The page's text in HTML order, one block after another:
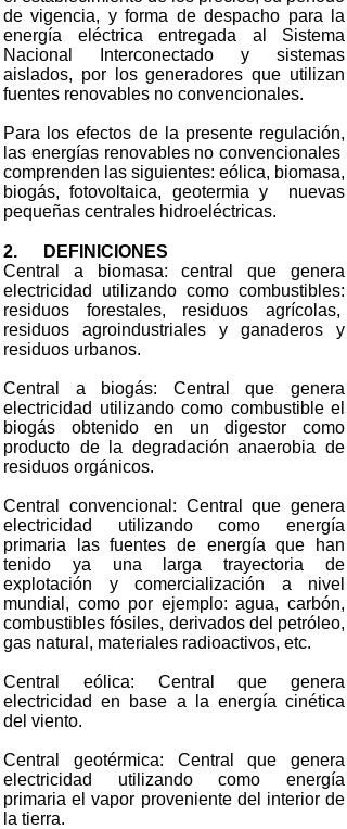
de vigencia, y forma de despacho para la
energía eléctrica entregada al Sistema
Nacional Interconectado y sistemas
aislados, por los generadores que utilizan
fuentes renovables no convencionales.
Para los efectos de la presente regulación,
las energías renovables no convencionales
comprenden las siguientes: eólica, biomasa,
biogás, fotovoltaica, geotermia y nuevas
pequeñas centrales hidroeléctricas.
2. DEFINICIONES
Central a biomasa: central que genera
electricidad utilizando como combustibles:
residuos forestales, residuos agrícolas,
residuos agroindustriales y ganaderos y
residuos urbanos.
Central a biogás: Central que genera
electricidad utilizando como combustible el
biogás obtenido en un digestor como
producto de la degradación anaerobia de
residuos orgánicos.
Central convencional: Central que genera
electricidad utilizando como energía
primaria las fuentes de energía que han
tenido ya una larga trayectoria de
explotación y comercialización a nivel
mundial, como por ejemplo: agua, carbón,
combustibles fósiles, derivados del petróleo,
gas natural, materiales radioactivos, etc.
Central eólica: Central que genera
electricidad en base a la energía cinética
del viento.
Central geotérmica: Central que genera
electricidad utilizando como energía
primaria el vapor proveniente del interior de
la tierra.